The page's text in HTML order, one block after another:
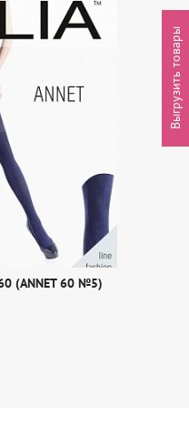
(ANNET 60 №5)
Выгрузить товары